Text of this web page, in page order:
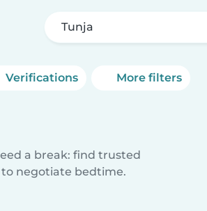
Tunja
Verifications More filters
a break: find trusted
negotiate bedtime.